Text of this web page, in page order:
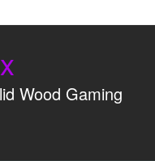
Wood Gaming